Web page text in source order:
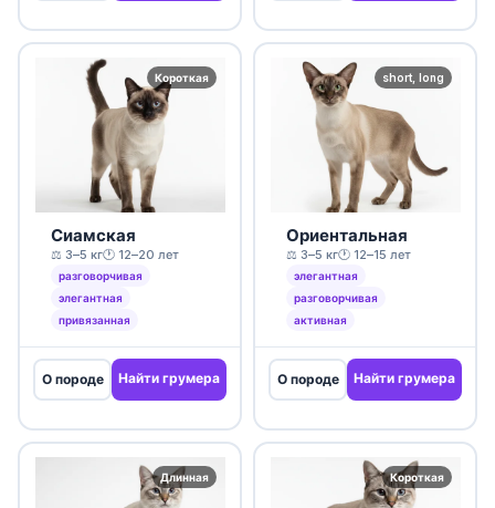
Короткая
Сиамская
⚖️ 3–5 кг🕐 12–20 лет
разговорчивая
элегантная
привязанная
О породе Найти грумера
short, long
Ориентальная
⚖️ 3–5 кг🕐 12–15 лет
элегантная
разговорчивая
активная
О породе Найти грумера
Длинная Короткая